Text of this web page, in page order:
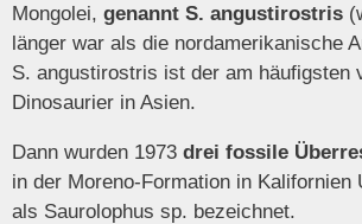
Mongolei, genannt S. angustirostris
länger war als die nordamerikanische
S. angustirostris ist der am häufigsten
Dinosaurier in Asien.
Dann wurden 1973 drei fossile
in der Moreno-Formation in Kalifornien
als Saurolophus sp. bezeichnet.